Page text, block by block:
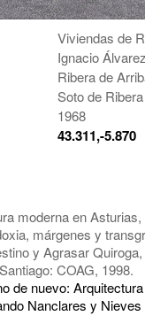
Viviendas de
Ignacio
Ribera de
Soto de Ribera
1968
43.311,-5.870
moderna en
márgenes y
y Agrasar Quiroga,
COAG, 1998.
de nuevo:
Nanclares y